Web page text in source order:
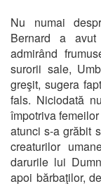
Nu numai
Bernard a
admirând
surorii sale,
greşit, sugera
fals. Niciodată
împotriva
atunci s-a grăbit
creaturilor
darurile lui
apoi bărbaţilor,